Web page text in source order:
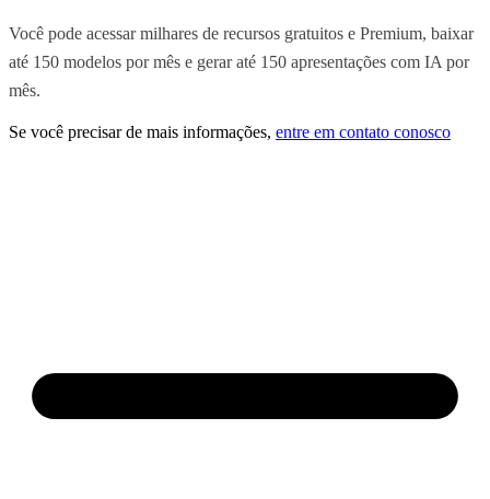
Você pode acessar milhares de recursos gratuitos e Premium, baixar
até 150 modelos por mês e gerar até 150 apresentações com IA por
mês.
Se você precisar de mais informações, entre em contato conosco